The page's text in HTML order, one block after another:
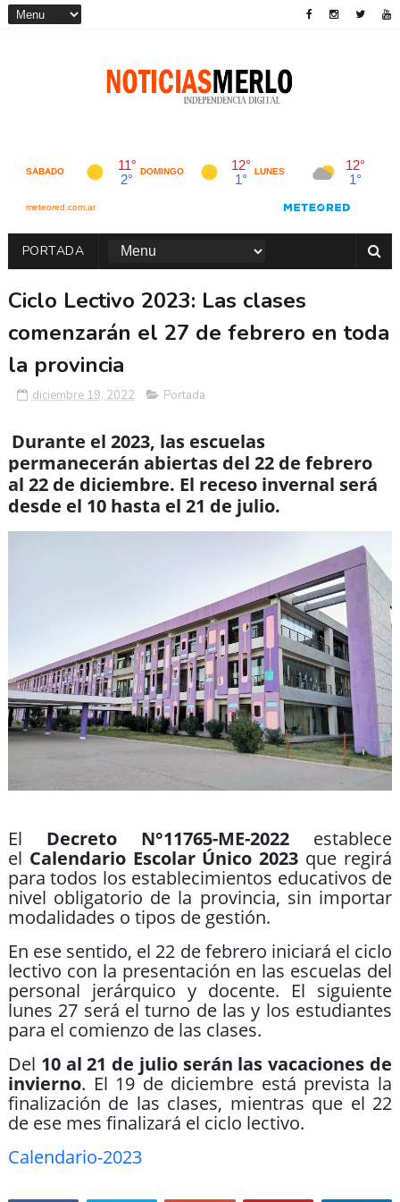
PORTADA
Ciclo Lectivo 2023: Las clases
comenzarán el 27 de febrero en toda
la provincia
diciembre 19, 2022 Portada
Durante el 2023, las escuelas
permanecerán abiertas del 22 de febrero
al 22 de diciembre. El receso invernal será
desde el 10 hasta el 21 de julio.
El Decreto N°11765-ME-2022 establece
el Calendario Escolar Único 2023 que regirá
para todos los establecimientos educativos de
nivel obligatorio de la provincia, sin importar
modalidades o tipos de gestión.
En ese sentido, el 22 de febrero iniciará el ciclo
lectivo con la presentación en las escuelas del
personal jerárquico y docente. El siguiente
lunes 27 será el turno de las y los estudiantes
para el comienzo de las clases.
Del 10 al 21 de julio serán las vacaciones de
invierno. El 19 de diciembre está prevista la
finalización de las clases, mientras que el 22
de ese mes finalizará el ciclo lectivo.
Calendario-2023